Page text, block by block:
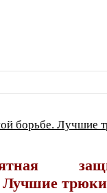
борьбе. Лучшие
Лучшие трюки